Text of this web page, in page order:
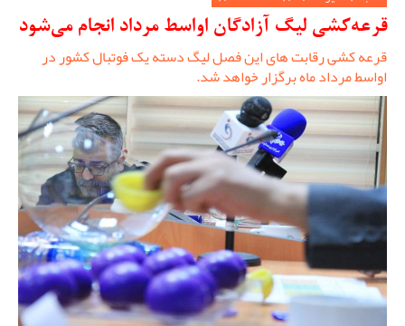
قرعه‌کشی لیگ آزادگان اواسط مرداد انجام می‌شود
قرعه کشی رقابت های این فصل لیگ دسته یک فوتبال کشور در
اواسط مرداد ماه برگزار خواهد شد.